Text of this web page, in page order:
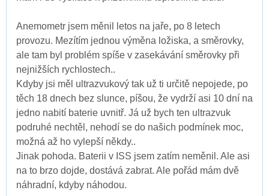
Anemometr jsem měnil letos na jaře, po 8 letech
provozu. Mezítím jednou výměna ložiska, a směrovky,
ale tam byl problém spíše v zasekávání směrovky při
nejnižších rychlostech..
Kdyby jsi měl ultrazvukový tak už ti určitě nepojede, po
těch 18 dnech bez slunce, píšou, že vydrží asi 10 dní na
jedno nabití baterie uvnitř. Já už bych ten ultrazvuk
podruhé nechtěl, nehodí se do našich podmínek moc,
možná až ho vylepší někdy..
Jinak pohoda. Baterii v ISS jsem zatím neměnil. Ale asi
na to brzo dojde, dostává zabrat. Ale pořád mám dvě
náhradní, kdyby náhodou.